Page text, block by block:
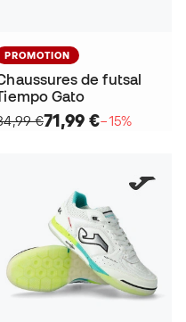
PROMOTION
de futsal
Gato
€71,99 €−15%